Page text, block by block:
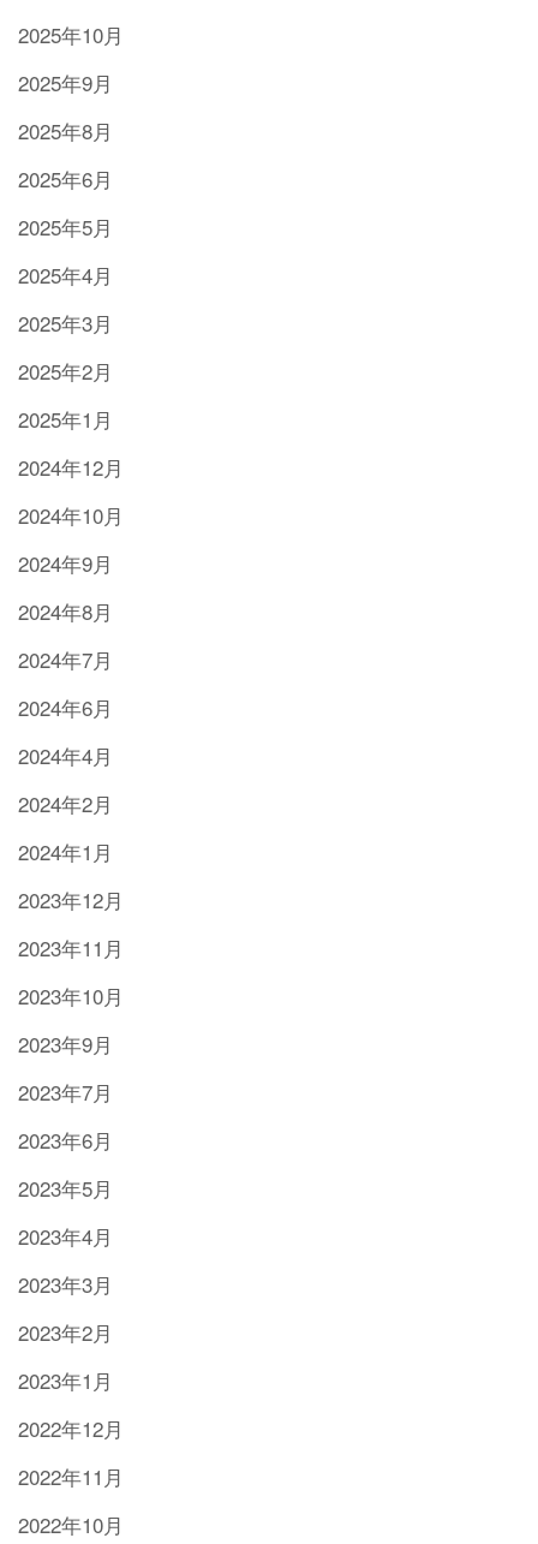
2025年10月
2025年9月
2025年8月
2025年6月
2025年5月
2025年4月
2025年3月
2025年2月
2025年1月
2024年12月
2024年10月
2024年9月
2024年8月
2024年7月
2024年6月
2024年4月
2024年2月
2024年1月
2023年12月
2023年11月
2023年10月
2023年9月
2023年7月
2023年6月
2023年5月
2023年4月
2023年3月
2023年2月
2023年1月
2022年12月
2022年11月
2022年10月